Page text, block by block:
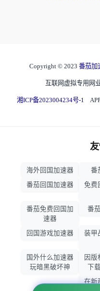
Copyright © 2023 番茄加
互联网虚拟专用网
湘ICP备2023004234号-1
海外回国加速器 番
番茄回国加速器
免费
番茄免费回国加
速器
番
回国游戏加速器
装甲
国外什么加速器
玩暗黑破坏神
因版
下
在新